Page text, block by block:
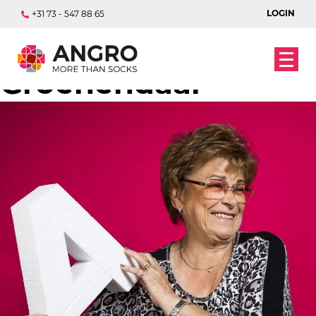
+31 73 - 547 88 65 LOGIN
Annie van Vught –
Groenendaal